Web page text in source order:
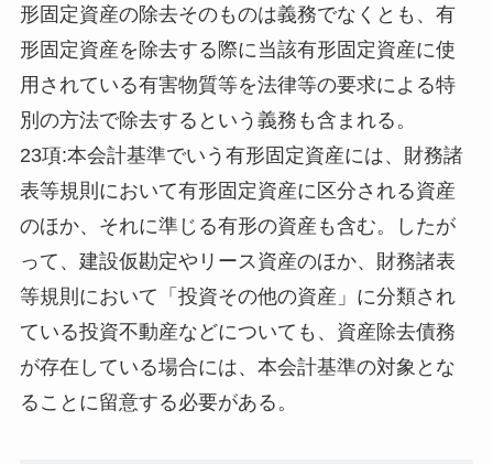
形固定資産の除去そのものは義務でなくとも、有
形固定資産を除去する際に当該有形固定資産に使
用されている有害物質等を法律等の要求による特
別の方法で除去するという義務も含まれる。
23項:本会計基準でいう有形固定資産には、財務諸
表等規則において有形固定資産に区分される資産
のほか、それに準じる有形の資産も含む。したが
って、建設仮勘定やリース資産のほか、財務諸表
等規則において「投資その他の資産」に分類され
ている投資不動産などについても、資産除去債務
が存在している場合には、本会計基準の対象とな
ることに留意する必要がある。